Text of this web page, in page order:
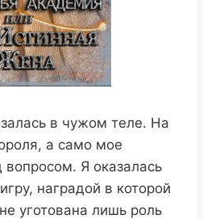
в чужом теле. На
а само мое
Я оказалась
наградой в которой
уготована лишь роль